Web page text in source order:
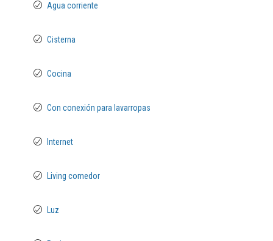
Agua corriente
Cisterna
Cocina
Con conexión para lavarropas
Internet
Living comedor
Luz